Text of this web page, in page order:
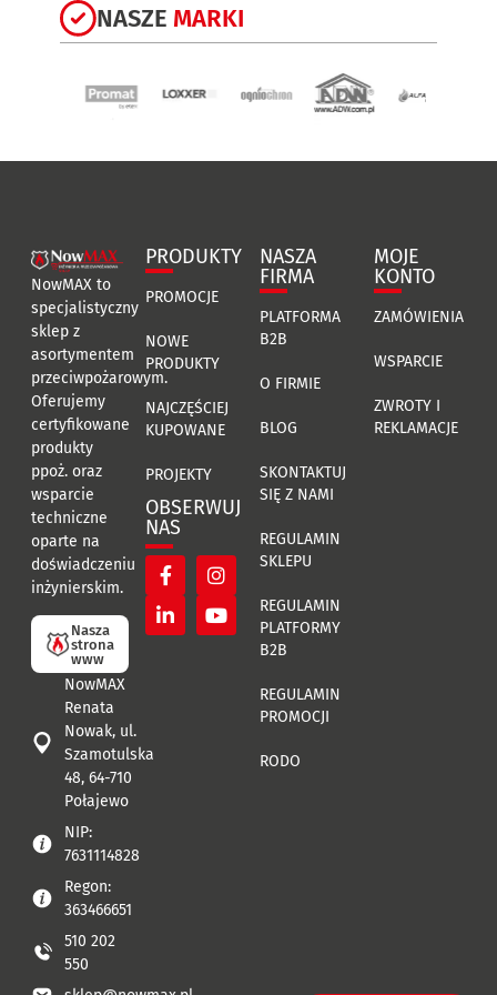
NASZE MARKI
NowMAX to
specjalistyczny
sklep z
asortymentem
przeciwpożarowym.
Oferujemy
certyfikowane
produkty
ppoż. oraz
wsparcie
techniczne
oparte na
doświadczeniu
inżynierskim.
Nasza
strona
www
NowMAX
Renata
Nowak, ul.
Szamotulska
48, 64-710
Połajewo
NIP:
7631114828
Regon:
363466651
510 202
550
PRODUKTY
PROMOCJE
NOWE
PRODUKTY
NAJCZĘŚCIEJ
KUPOWANE
PROJEKTY
OBSERWUJ
NAS
NASZA
FIRMA
PLATFORMA
B2B
O FIRMIE
BLOG
SKONTAKTUJ
SIĘ Z NAMI
REGULAMIN
SKLEPU
REGULAMIN
PLATFORMY
B2B
REGULAMIN
PROMOCJI
RODO
MOJE
KONTO
ZAMÓWIENIA
WSPARCIE
ZWROTY I
REKLAMACJE